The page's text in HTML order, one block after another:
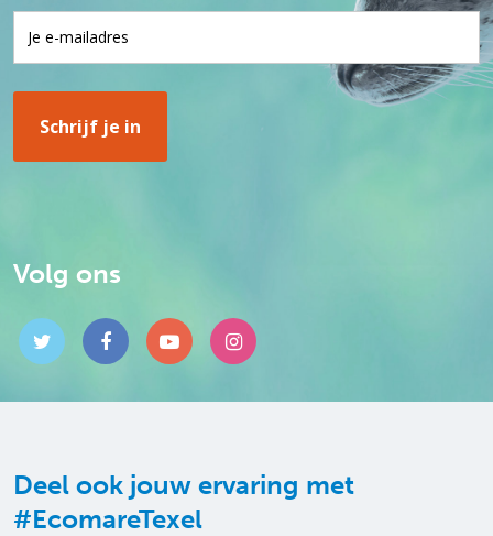
Volg ons
Deel ook jouw ervaring met
#EcomareTexel